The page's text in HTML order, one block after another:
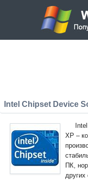
Intel Chipset Device
XP –
ПК,